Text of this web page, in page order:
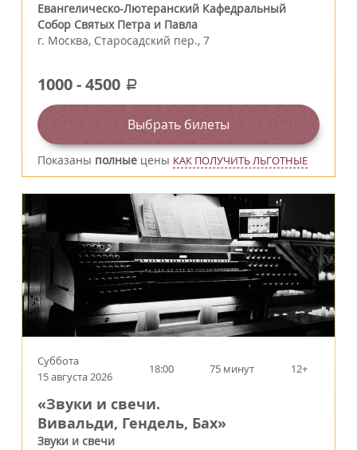
Евангелическо-Лютеранский Кафедральный
Собор Святых Петра и Павла
г. Москва, Старосадский пер., 7
1000-4500 a
Выбрать билеты
Показаны полные цены КАК ПОЛУЧИТЬ ЛЬГОТНЫЕ
Суббота
15 августа 2026
18:00 75 минут 12+
«Звуки и свечи.
Вивальди, Гендель, Бах»
Звуки и свечи